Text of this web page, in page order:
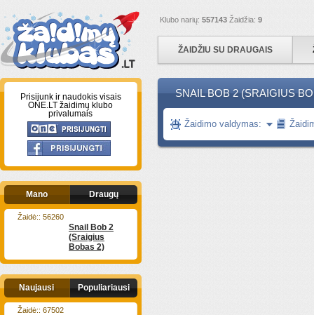
Klubo narių: 557143 Žaidžia: 9
ŽAIDŽIU SU DRAUGAIS
Prisijunk ir naudokis visais
ONE.LT žaidimų klubo
privalumais
Mano Draugų
Snail Bob 2
(Sraigius
Bobas 2)
Žaidė:: 56260
Naujausi Populiariausi
Žaidė:: 67502
SNAIL BOB 2 (SRAIGIUS
Žaidimo valdymas: